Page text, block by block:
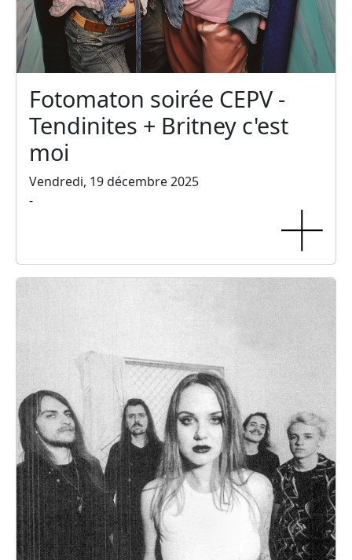
Fotomaton soirée CEPV -
Tendinites + Britney c'est
moi
Vendredi, 19 décembre 2025
-